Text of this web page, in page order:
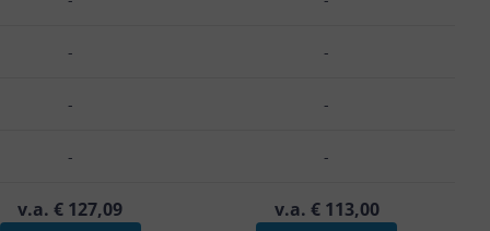
-
-
-
v.a. € 127,09
-
-
-
v.a. € 113,00